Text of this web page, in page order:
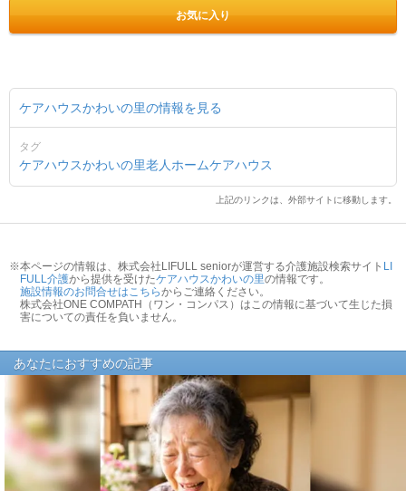
お気に入り
ケアハウスかわいの里の情報を見る
タグ
ケアハウスかわいの里老人ホームケアハウス
上記のリンクは、外部サイトに移動します。
※本ページの情報は、株式会社LIFULL seniorが運営する介護施設検索サイト LI
FULL介護から提供を受けたケアハウスかわいの里の情報です。
施設情報のお問合せはこちらからご連絡ください。
株式会社ONE COMPATH（ワン・コンパス）はこの情報に基づいて生じた損
害についての責任を負いません。
あなたにおすすめの記事